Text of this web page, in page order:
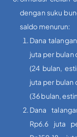
dengan suku
saldo menurun:
Dana
juta per bulan
(24 bulan,
juta per bulan
(36 bulan,
Dana
Rp6.6 juta